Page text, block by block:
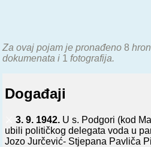
Za ovaj pojam je pronađeno8
dokumenata i 1 fotografija.
Događaji
3. 9. 1942. U s. Podgori (kod
ubili političkog delegata voda u
Jozo Jurčević- Stjepana Pavliča